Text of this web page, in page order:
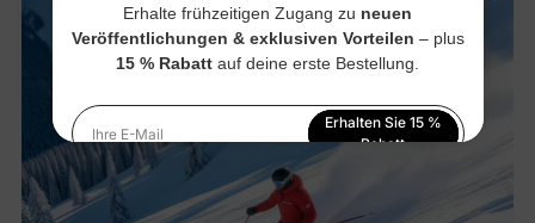
Erhalte frühzeitigen Zugang zu neuen
Veröffentlichungen & exklusiven Vorteilen – plus
15 % Rabatt auf deine erste Bestellung.
Ihre E-Mail
Erhalten Sie 15 %
Rabatt
Indem Sie sich anmelden, stimmen Sie unserer
Datenschutzerklärung